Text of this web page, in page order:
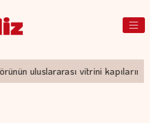
uluslararası vitrini kapılarını